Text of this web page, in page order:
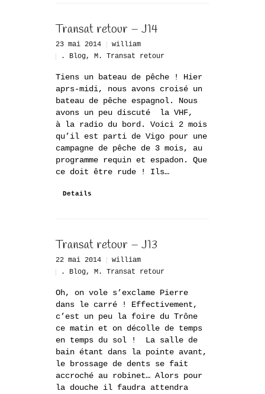
Transat retour – J14
23 mai 2014
william
. Blog, M. Transat retour
Tiens un bateau de pêche ! Hier
aprs-midi, nous avons croisé un
bateau de pêche espagnol. Nous
avons un peu discuté la VHF,
à la radio du bord. Voici 2 mois
qu’il est parti de Vigo pour une
campagne de pêche de 3 mois, au
programme requin et espadon. Que
ce doit être rude ! Ils…
Details
Transat retour – J13
22 mai 2014
william
. Blog, M. Transat retour
Oh, on vole s’exclame Pierre
dans le carré ! Effectivement,
c’est un peu la foire du Trône
ce matin et on décolle de temps
en temps du sol ! La salle de
bain étant dans la pointe avant,
le brossage de dents se fait
accroché au robinet… Alors pour
la douche il faudra attendra